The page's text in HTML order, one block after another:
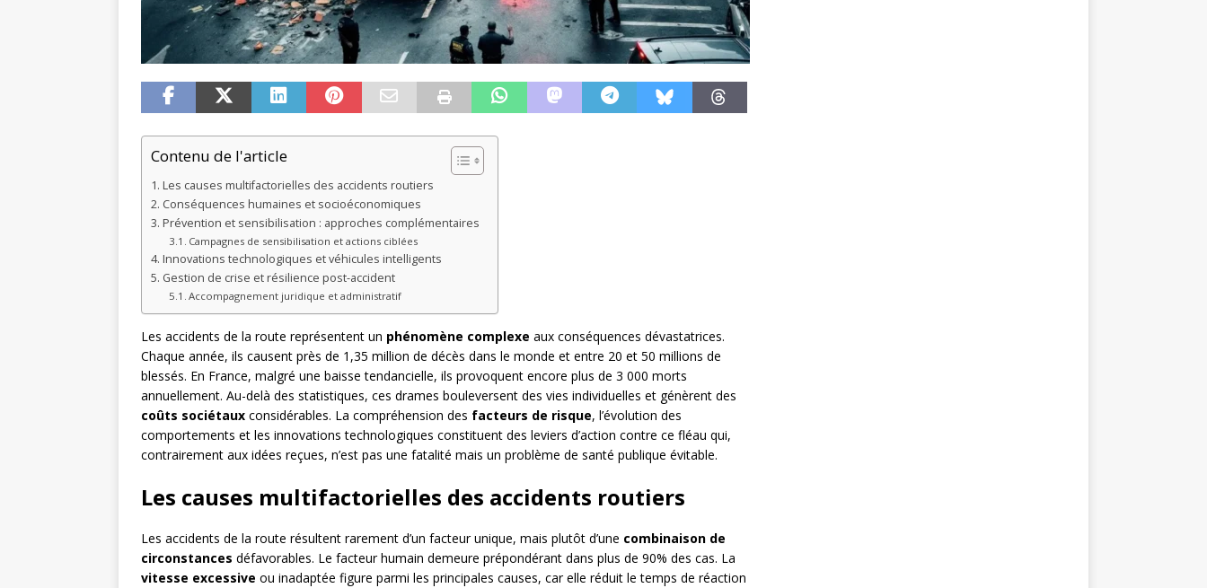
Contenu de l'article
Les causes multifactorielles des accidents routiers
Conséquences humaines et socioéconomiques
Prévention et sensibilisation : approches complémentaires
Campagnes de sensibilisation et actions ciblées
Innovations technologiques et véhicules intelligents
Gestion de crise et résilience post-accident
Accompagnement juridique et administratif
Les accidents de la route représentent un phénomène complexe aux conséquences dévastatrices.
Chaque année, ils causent près de 1,35 million de décès dans le monde et entre 20 et 50 millions de
blessés. En France, malgré une baisse tendancielle, ils provoquent encore plus de 3 000 morts
annuellement. Au-delà des statistiques, ces drames bouleversent des vies individuelles et génèrent des
coûts sociétaux considérables. La compréhension des facteurs de risque, l’évolution des
comportements et les innovations technologiques constituent des leviers d’action contre ce fléau qui,
contrairement aux idées reçues, n’est pas une fatalité mais un problème de santé publique évitable.
Les causes multifactorielles des accidents routiers
Les accidents de la route résultent rarement d’un facteur unique, mais plutôt d’une combinaison de
circonstances défavorables. Le facteur humain demeure prépondérant dans plus de 90% des cas. La
vitesse excessive ou inadaptée figure parmi les principales causes, car elle réduit le temps de réaction